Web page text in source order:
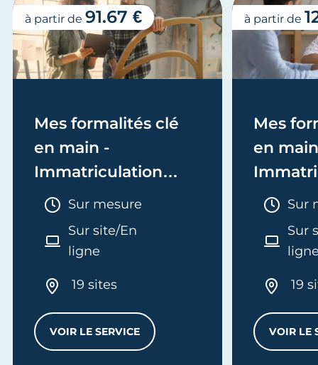
Mes formalités clé
en main -
Immatriculation
(EI/Micro-entreprise
ou réel)
Durée :
Sur mesure
Sur site/En
ligne
19 sites
VOIR LE SERVICEMES FORMALITÉS CLÉ EN MAIN -
à partir de 91.67 €
Mes
en
Sur
Sur
19
VOIR LE
à partir de